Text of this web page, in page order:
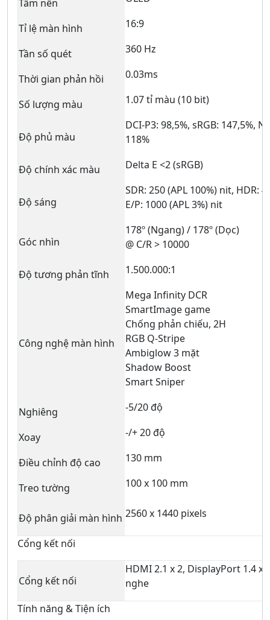
Tấm nền
Tỉ lệ màn hình 16:9
Tần số quét 360 Hz
Thời gian phản hồi 0.03ms
Số lượng màu 1.07 tỉ màu (10 bit)
Độ phủ màu
DCI-P3: 98,5%, sRGB: 147,5%,
118%
Độ chính xác màu Delta E <2 (sRGB)
Độ sáng
SDR: 250 (APL 100%) nit, HDR:
E/P: 1000 (APL 3%) nit
Góc nhìn
178º (Ngang) / 178º (Dọc)
@ C/R > 10000
Độ tương phản tĩnh 1.500.000:1
Công nghệ màn hình
Mega Infinity DCR
SmartImage game
Chống phản chiếu, 2H
RGB Q-Stripe
Ambiglow 3 mặt
Shadow Boost
Smart Sniper
Nghiêng -5/20 độ
Xoay -/+ 20 độ
Điều chỉnh độ cao 130 mm
Treo tường 100 x 100 mm
Độ phân giải màn hình 2560 x 1440 pixels
Cổng kết nối
Cổng kết nối
HDMI 2.1 x 2, DisplayPort 1.4 x
nghe
Tính năng & Tiện ích